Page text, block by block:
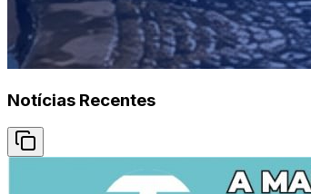
Notícias Recentes